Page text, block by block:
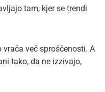
tam, kjer se trendi
več sproščenosti. A
tako, da ne izzivajo,